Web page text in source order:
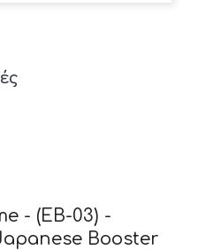
- (EB-03) -
Booster